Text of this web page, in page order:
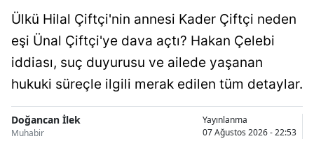
Ülkü Hilal Çiftçi'nin annesi Kader Çiftçi neden
eşi Ünal Çiftçi'ye dava açtı? Hakan Çelebi
iddiası, suç duyurusu ve ailede yaşanan
hukuki süreçle ilgili merak edilen tüm detaylar.
Doğancan İlek
Muhabir
Yayınlanma
07 Ağustos 2026 - 22:53